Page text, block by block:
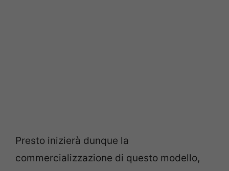
Presto inizierà dunque la
commercializzazione di questo modello,